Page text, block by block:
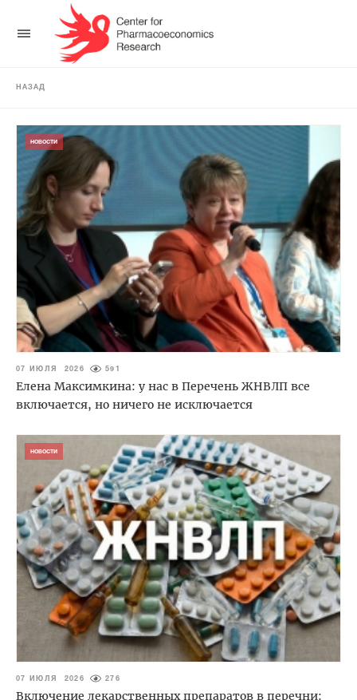
НАЗАД
НОВОСТИ
07 ИЮЛЯ 2026 591
Елена Максимкина: у нас в Перечень ЖНВЛП все
включается, но ничего не исключается
НОВОСТИ
07 ИЮЛЯ 2026 276
Включение лекарственных препаратов в перечни: